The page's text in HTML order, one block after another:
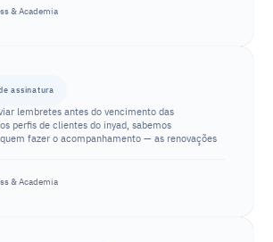
& Academia
assinatura
lembretes antes do vencimento das
perfis de clientes do inyad, sabemos
fazer o acompanhamento — as renovações
& Academia